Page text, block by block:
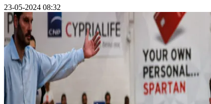
23-05-2024 08:32